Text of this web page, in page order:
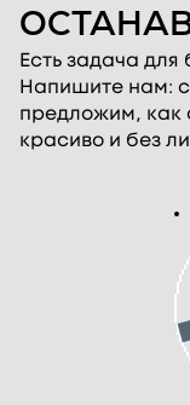
Есть задача
Напишите нам:
предложим, как
красиво и без